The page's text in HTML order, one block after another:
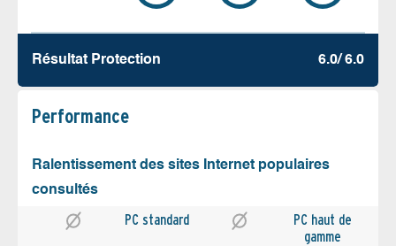
Résultat Protection 6.0/ 6.0
Performance
Ralentissement des sites Internet populaires
consultés
PC standard
PC haut de
gamme